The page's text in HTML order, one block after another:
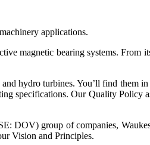
applications.
magnetic bearing systems. From
hydro turbines. You’ll find them in
specifications. Our Quality Policy
DOV) group of companies,
Vision and Principles.